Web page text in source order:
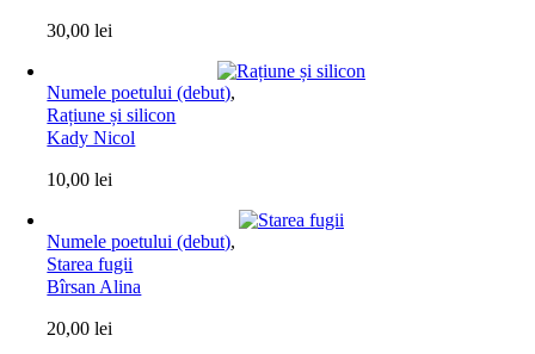
30,00lei
Numele poetului (debut),
Rațiune și silicon
Kady Nicol
10,00lei
Numele poetului (debut),
Starea fugii
Bîrsan Alina
20,00lei